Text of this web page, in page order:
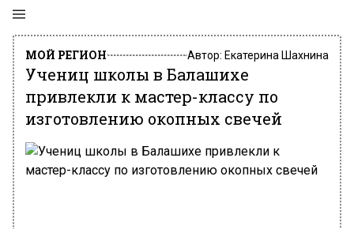
МОЙ РЕГИОН Автор: Екатерина Шахнина
Учениц школы в Балашихе
привлекли к мастер-классу по
изготовлению окопных свечей